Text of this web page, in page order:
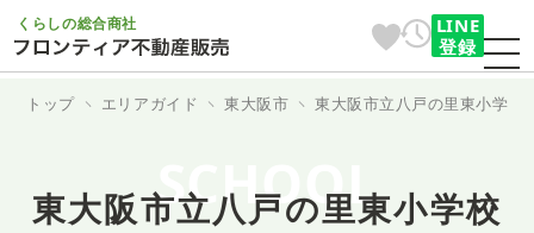
くらしの総合商社
LINE
登録
トップ エリアガイド 東大阪市 東大阪市立八戸の里東小学校
SCHOOL
東大阪市立八戸の里東小学校